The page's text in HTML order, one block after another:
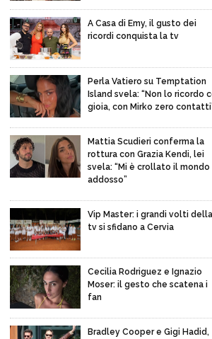
A Casa di Emy, il gusto dei
ricordi conquista la tv
Perla Vatiero su Temptation
Island svela: “Non lo ricordo
gioia, con Mirko zero
Mattia Scudieri conferma la
rottura con Grazia Kendi, lei
svela: “Mi è crollato il mondo
addosso”
Vip Master: i grandi volti della
tv si sfidano a Cervia
Cecilia Rodriguez e Ignazio
Moser: il gesto che scatena i
fan
Bradley Cooper e Gigi Hadid,